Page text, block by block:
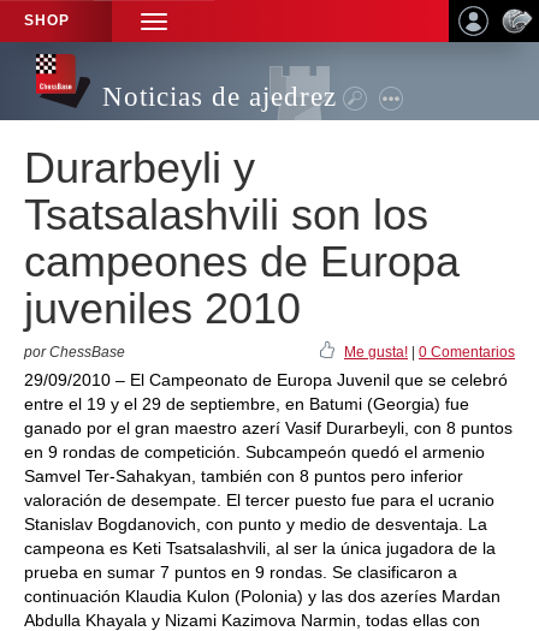
SHOP
TOGGLE
NAVIGATION
Noticias de ajedrez
Durarbeyli y
Tsatsalashvili son los
campeones de Europa
juveniles 2010
por ChessBase Me gusta! 0 Comentarios
29/09/2010 – El Campeonato de Europa Juvenil que se celebró
entre el 19 y el 29 de septiembre, en Batumi (Georgia) fue
ganado por el gran maestro azerí Vasif Durarbeyli, con 8 puntos
en 9 rondas de competición. Subcampeón quedó el armenio
Samvel Ter-Sahakyan, también con 8 puntos pero inferior
valoración de desempate. El tercer puesto fue para el ucranio
Stanislav Bogdanovich, con punto y medio de desventaja. La
campeona es Keti Tsatsalashvili, al ser la única jugadora de la
prueba en sumar 7 puntos en 9 rondas. Se clasificaron a
continuación Klaudia Kulon (Polonia) y las dos azeríes Mardan
Abdulla Khayala y Nizami Kazimova Narmin, todas ellas con